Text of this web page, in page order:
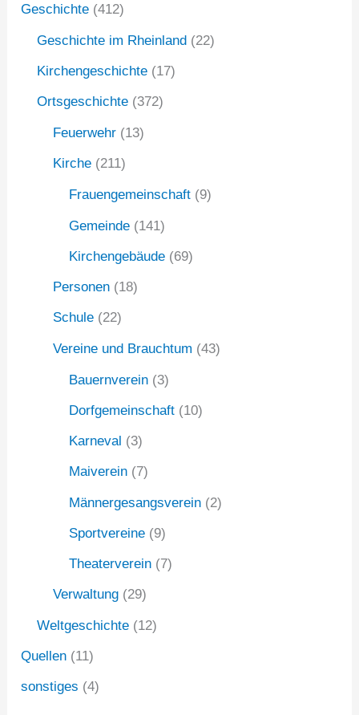
Geschichte (412)
Geschichte im Rheinland (22)
Kirchengeschichte (17)
Ortsgeschichte (372)
Feuerwehr (13)
Kirche (211)
Frauengemeinschaft (9)
Gemeinde (141)
Kirchengebäude (69)
Personen (18)
Schule (22)
Vereine und Brauchtum (43)
Bauernverein (3)
Dorfgemeinschaft (10)
Karneval (3)
Maiverein (7)
Männergesangsverein (2)
Sportvereine (9)
Theaterverein (7)
Verwaltung (29)
Weltgeschichte (12)
Quellen (11)
sonstiges (4)